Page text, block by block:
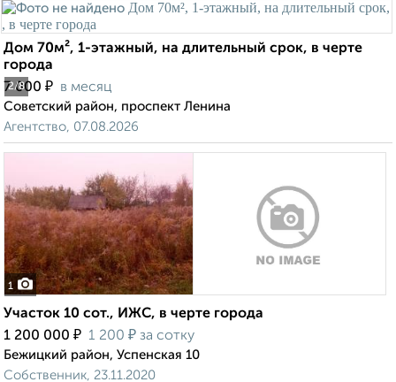
2/8
Дом 70м², 1-этажный, на длительный срок, в черте
города
7 000 ₽ в месяц
Советский район, проспект Ленина
Агентство, 07.08.2026
1
Участок 10 сот., ИЖС, в черте города
1 200 000 ₽ 1 200 ₽ за сотку
Бежицкий район, Успенская 10
Собственник, 23.11.2020